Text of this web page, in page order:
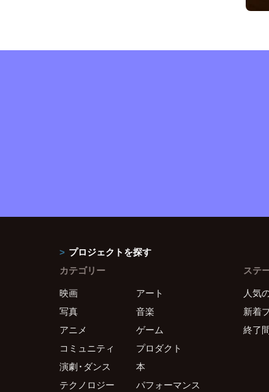
プロジェクトを探す
カテゴリー
映画
アート
写真
音楽
アニメ
ゲーム
コミュニティ
プロダクト
演劇・ダンス
本
テクノロジー
パフォーマンス
ステ
人気
新着
終了